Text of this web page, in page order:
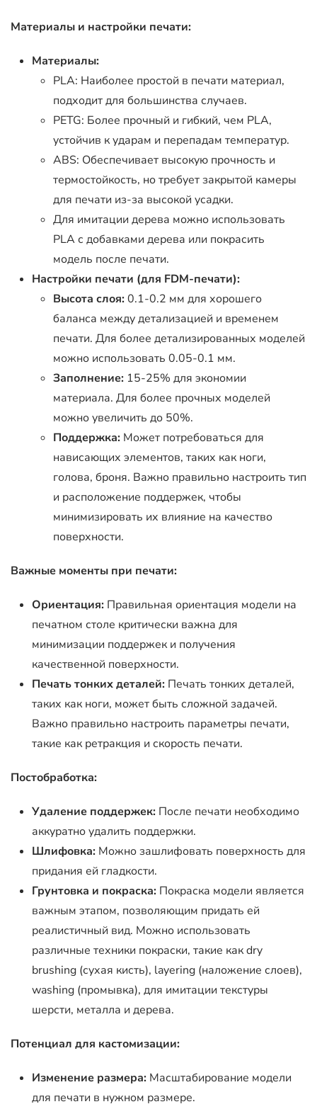
Материалы и настройки печати:
Материалы:
PLA: Наиболее простой в печати материал,
подходит для большинства случаев.
PETG: Более прочный и гибкий, чем PLA,
устойчив к ударам и перепадам температур.
ABS: Обеспечивает высокую прочность и
термостойкость, но требует закрытой камеры
для печати из-за высокой усадки.
Для имитации дерева можно использовать
PLA с добавками дерева или покрасить
модель после печати.
Настройки печати (для FDM-печати):
Высота слоя:0.1-0.2 мм для хорошего
баланса между детализацией и временем
печати. Для более детализированных моделей
можно использовать 0.05-0.1 мм.
Заполнение: 15-25% для экономии
материала. Для более прочных моделей
можно увеличить до 50%.
Поддержка: Может потребоваться для
нависающих элементов, таких как ноги,
голова, броня. Важно правильно настроить тип
и расположение поддержек, чтобы
минимизировать их влияние на качество
поверхности.
Важные моменты при печати:
Ориентация: Правильная ориентация модели на
печатном столе критически важна для
минимизации поддержек и получения
качественной поверхности.
Печать тонких деталей: Печать тонких деталей,
таких как ноги, может быть сложной задачей.
Важно правильно настроить параметры печати,
такие как ретракция и скорость печати.
Постобработка:
Удаление поддержек: После печати необходимо
аккуратно удалить поддержки.
Шлифовка: Можно зашлифовать поверхность для
придания ей гладкости.
Грунтовка и покраска: Покраска модели является
важным этапом, позволяющим придать ей
реалистичный вид. Можно использовать
различные техники покраски, такие как dry
brushing (сухая кисть), layering (наложение слоев),
washing (промывка), для имитации текстуры
шерсти, металла и дерева.
Потенциал для кастомизации:
Изменение размера: Масштабирование модели
для печати в нужном размере.